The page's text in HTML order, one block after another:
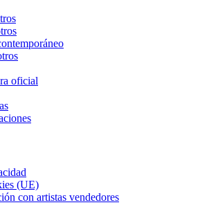
oficial
(UE)
con artistas vendedores